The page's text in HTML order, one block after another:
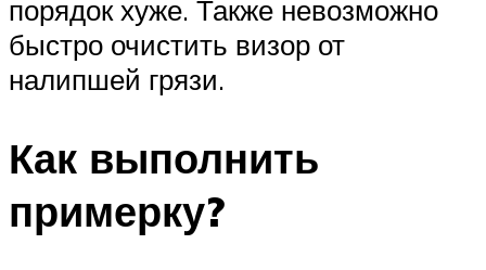
порядок хуже. Также невозможно
быстро очистить визор от
налипшей грязи.
Как выполнить
примерку?